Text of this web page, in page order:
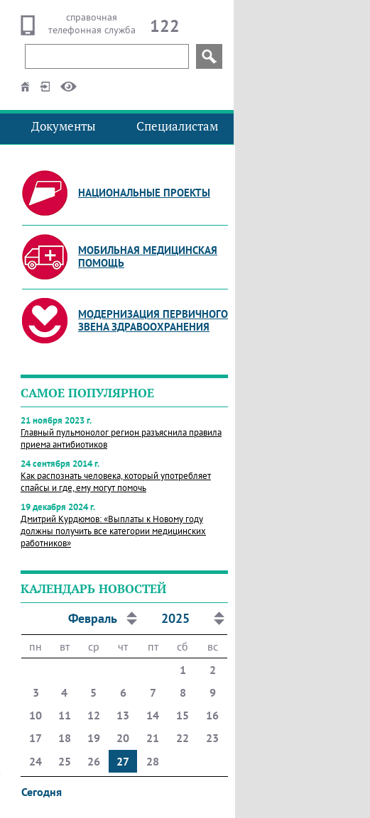
справочная
телефонная служба
122
Документы Специалистам
НАЦИОНАЛЬНЫЕ ПРОЕКТЫ
МОБИЛЬНАЯ МЕДИЦИНСКАЯ
ПОМОЩЬ
МОДЕРНИЗАЦИЯ ПЕРВИЧНОГО
ЗВЕНА ЗДРАВООХРАНЕНИЯ
САМОЕ ПОПУЛЯРНОЕ
21 ноября 2023 г.
Главный пульмонолог регион разъяснила правила
приема антибиотиков
24 сентября 2014 г.
Как распознать человека, который употребляет
спайсы и где, ему могут помочь
19 декабря 2024 г.
Дмитрий Курдюмов: «Выплаты к Новому году
должны получить все категории медицинских
работников»
КАЛЕНДАРЬ НОВОСТЕЙ
Февраль 2025
пн вт ср чт пт сб
вс
1
2
3
4 5 6 7 8
9
10
11 12 13 14 15
16
17
18 19 20 21 22
23
24
25 26 27 28
Сегодня